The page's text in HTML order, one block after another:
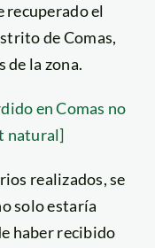
recuperado el
de Comas,
de la zona.
en Comas no
natural]
realizados, se
solo estaría
haber recibido